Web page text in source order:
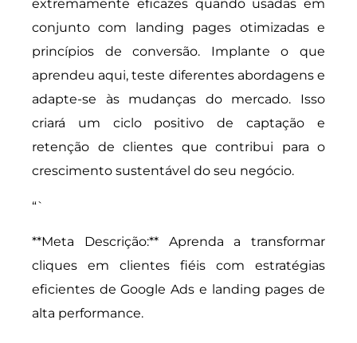
extremamente eficazes quando usadas em
conjunto com landing pages otimizadas e
princípios de conversão. Implante o que
aprendeu aqui, teste diferentes abordagens e
adapte-se às mudanças do mercado. Isso
criará um ciclo positivo de captação e
retenção de clientes que contribui para o
crescimento sustentável do seu negócio.
“`
**Meta Descrição:** Aprenda a transformar
cliques em clientes fiéis com estratégias
eficientes de Google Ads e landing pages de
alta performance.